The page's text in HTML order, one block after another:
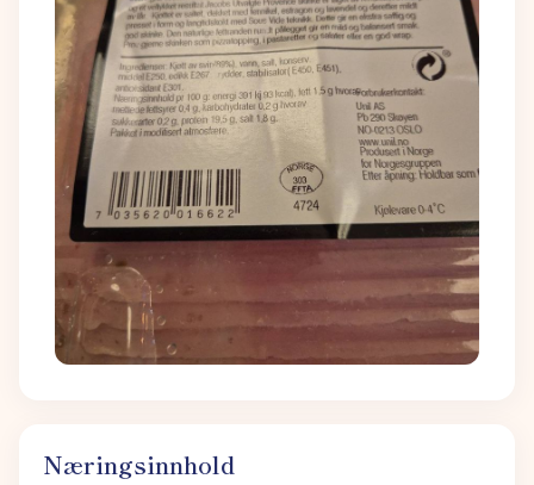
Næringsinnhold